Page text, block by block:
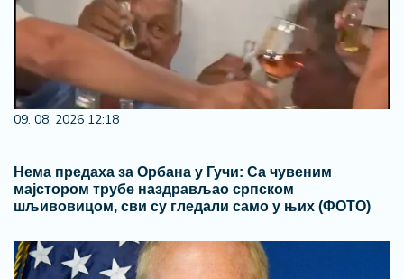
09. 08. 2026 12:18
Нема предаха за Орбана у Гучи: Са чувеним
мајстором трубе наздрављао српском
шљивовицом, сви су гледали само у њих (ФОТО)